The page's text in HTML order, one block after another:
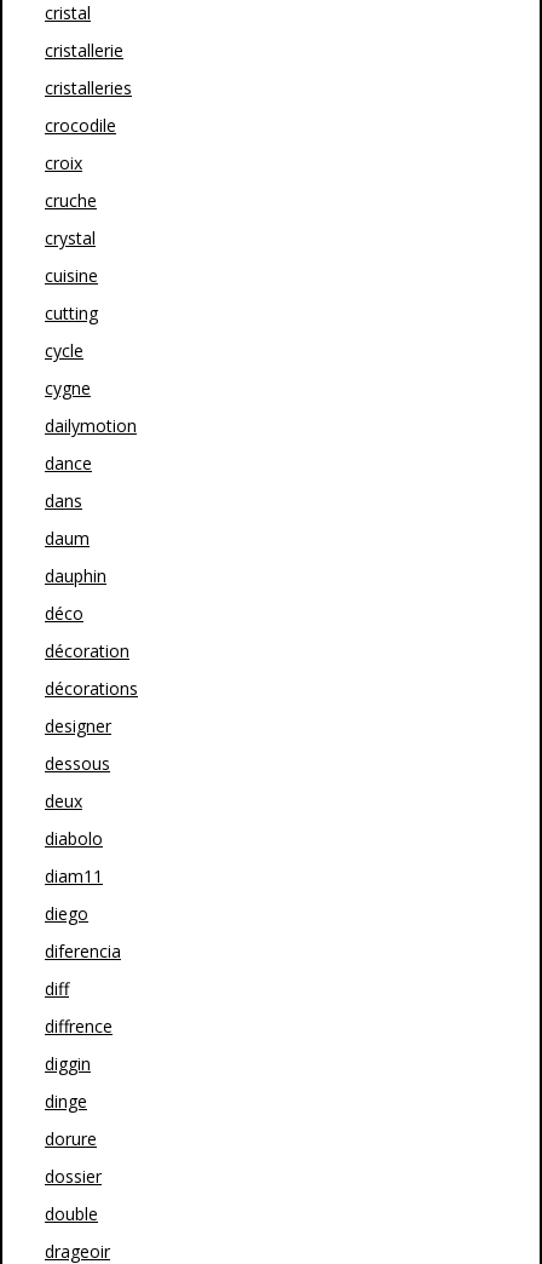
cristal
cristallerie
cristalleries
crocodile
croix
cruche
crystal
cuisine
cutting
cycle
cygne
dailymotion
dance
dans
daum
dauphin
déco
décoration
décorations
designer
dessous
deux
diabolo
diam11
diego
diferencia
diff
diffrence
diggin
dinge
dorure
dossier
double
drageoir